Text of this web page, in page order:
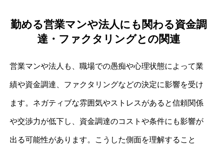
勤める営業マンや法人にも関わる資金調
達・ファクタリングとの関連
営業マンや法人も、職場での愚痴や心理状態によって業
績や資金調達、ファクタリングなどの決定に影響を受け
ます。ネガティブな雰囲気やストレスがあると信頼関係
や交渉力が低下し、資金調達のコストや条件にも影響が
出る可能性があります。こうした側面を理解すること